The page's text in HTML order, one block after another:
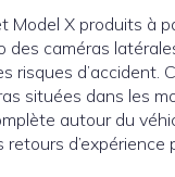
Model X produits à
caméras
d’accident.
situées dans les
autour du
d’expérience